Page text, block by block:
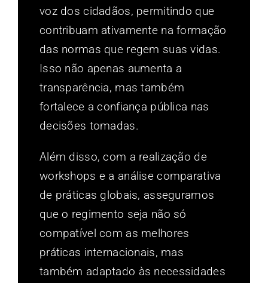
voz dos cidadãos, permitindo que
contribuam ativamente na formação
das normas que regem suas vidas.
Isso não apenas aumenta a
transparência, mas também
fortalece a confiança pública nas
decisões tomadas.
Além disso, com a realização de
workshops e a análise comparativa
de práticas globais, asseguramos
que o regimento seja não só
compatível com as melhores
práticas internacionais, mas
também adaptado às necessidades